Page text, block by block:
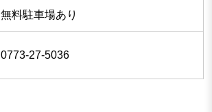
無料駐車場あり
0773-27-5036